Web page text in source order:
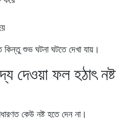
শুভ ঘটনা ঘটতে দেখা যায়।
দেওয়া ফল হঠাৎ নষ্ট
কেউ নষ্ট হতে দেন না।